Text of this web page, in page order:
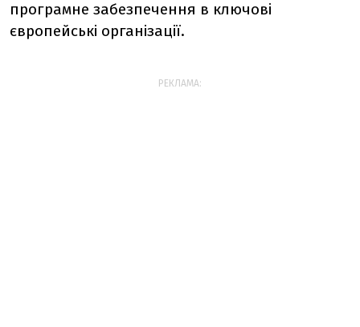
програмне забезпечення в ключові
європейські організації.
РЕКЛАМА: